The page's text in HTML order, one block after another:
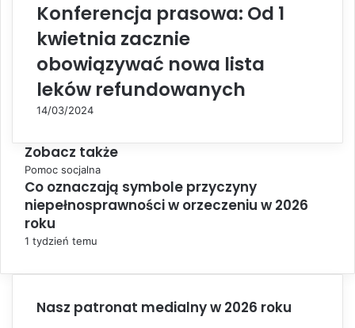
Konferencja prasowa: Od 1
kwietnia zacznie
obowiązywać nowa lista
leków refundowanych
14/03/2024
Zobacz także
C
l
o
s
e
Pomoc socjalna
Co oznaczają symbole przyczyny
niepełnosprawności w orzeczeniu w 2026
roku
1 tydzień temu
Nasz patronat medialny w 2026 roku